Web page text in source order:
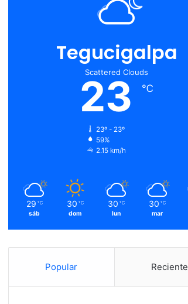
Tegucigalpa
Scattered Clouds
23 ℃
23º - 23º
59%
2.15 km/h
29 ℃
sáb
30 ℃
dom
30 ℃
lun
30 ℃
mar
Popular Reciente